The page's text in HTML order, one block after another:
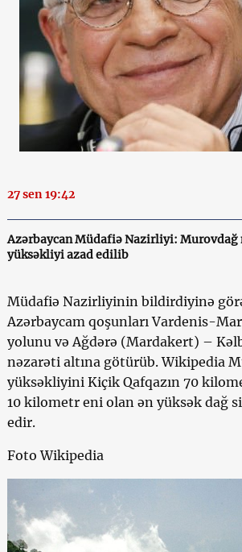
27 sen 19:42
Azərbaycan Müdafiə Nazirliyi:
yüksəkliyi azad edilib
Müdafiə Nazirliyinin bildirdiyinə
Azərbaycam qoşunları Vardenis-
yolunu və Ağdərə (Mardakert) –
nəzarəti altına götürüb. Wikipedia
yüksəkliyini Kiçik Qafqazın 70
10 kilometr eni olan ən yüksək dağ
edir.
Foto Wikipedia